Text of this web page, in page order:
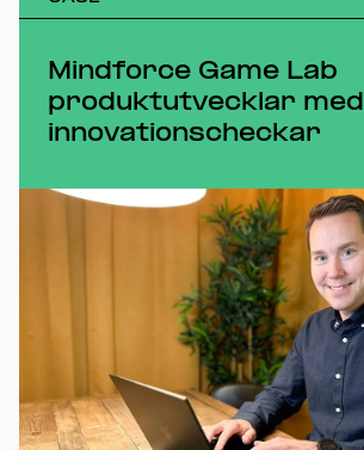
Mindforce Game Lab
produktutvecklar med
innovationscheckar